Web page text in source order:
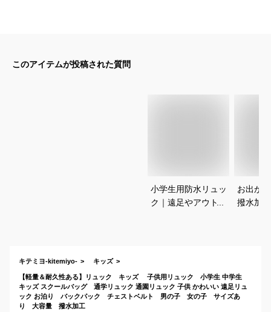
このアイテムが投稿された質問
小学生用防水リュッ
ク｜遠足やアウトド
お出か
撥水加
キテミヨ-kitemiyo- キッズ
【軽量＆耐久性ある】リュック キッズ 子供用リュック 小学生 中学生
キッズ スクールバッグ 通学リュック 通園リュック 子供 かわいい 遠足リュ
ック お泊り バックパック チェストベルト 男の子 女の子 サイズあ
り 大容量 撥水加工